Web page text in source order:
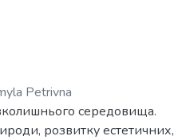
Petrivna
середовища.
розвитку естетичних,